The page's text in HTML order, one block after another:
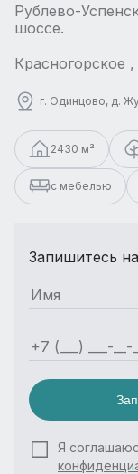
Рублево-
шоссе.
г. Одинцово, д.
2430 м²
с мебелью
Запишитесь
Я